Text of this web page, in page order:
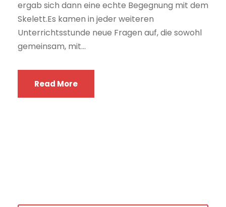
ergab sich dann eine echte Begegnung mit dem
Skelett.Es kamen in jeder weiteren
Unterrichtsstunde neue Fragen auf, die sowohl
gemeinsam, mit...
Read More